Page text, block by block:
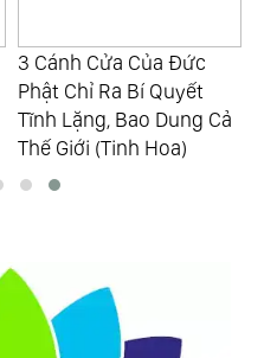
3 Cánh Cửa Của Đức
Phật Chỉ Ra Bí Quyết
Tĩnh Lặng, Bao Dung Cả
Thế Giới (Tinh Hoa)